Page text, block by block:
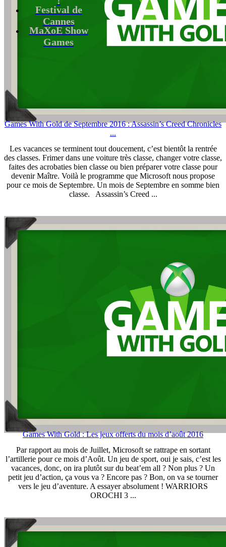
Festival de
Cannes
MaXoE Show
Games
Games With Gold de Septembre 2016 : Assassin’s Creed Chronicles
...
Les vacances se terminent tout doucement, c’est bientôt la rentrée
des classes. Frimer dans une voiture très classe, changer votre classe,
faites des acrobaties bien classe ou bien préparer votre classe pour
devenir Maître. Voilà le programme que Microsoft nous propose
pour ce mois de Septembre. Un mois de Septembre en somme bien
classe. Assassin’s Creed ...
Games With Gold : Les jeux offerts du mois d’août 2016
Par rapport au mois de Juillet, Microsoft se rattrape en sortant
l’artillerie pour ce mois d’Août. Un jeu de sport, oui je sais, c’est les
vacances, donc, on ira plutôt sur du beat’em all ? Non plus ? Un
petit jeu d’action, ça vous va ? Encore pas ? Bon, on va se tourner
vers le jeu d’aventure. A essayer absolument ! WARRIORS
OROCHI 3 ...